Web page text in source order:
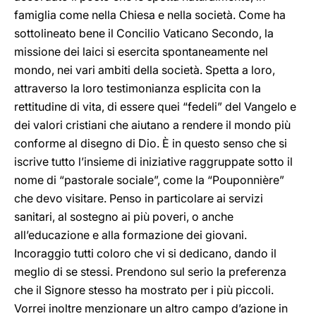
famiglia come nella Chiesa e nella società. Come ha
sottolineato bene il Concilio Vaticano Secondo, la
missione dei laici si esercita spontaneamente nel
mondo, nei vari ambiti della società. Spetta a loro,
attraverso la loro testimonianza esplicita con la
rettitudine di vita, di essere quei “fedeli” del Vangelo e
dei valori cristiani che aiutano a rendere il mondo più
conforme al disegno di Dio. È in questo senso che si
iscrive tutto l’insieme di iniziative raggruppate sotto il
nome di “pastorale sociale”, come la “Pouponnière”
che devo visitare. Penso in particolare ai servizi
sanitari, al sostegno ai più poveri, o anche
all’educazione e alla formazione dei giovani.
Incoraggio tutti coloro che vi si dedicano, dando il
meglio di se stessi. Prendono sul serio la preferenza
che il Signore stesso ha mostrato per i più piccoli.
Vorrei inoltre menzionare un altro campo d’azione in